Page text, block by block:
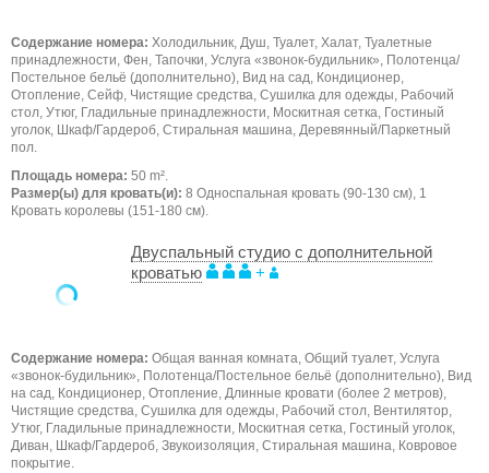
Содержание номера: Холодильник, Душ, Туалет, Халат, Туалетные
принадлежности, Фен, Тапочки, Услуга «звонок-будильник», Полотенца/
Постельное бельё (дополнительно), Вид на сад, Кондиционер,
Отопление, Сейф, Чистящие средства, Сушилка для одежды, Рабочий
стол, Утюг, Гладильные принадлежности, Москитная сетка, Гостиный
уголок, Шкаф/Гардероб, Стиральная машина, Деревянный/Паркетный
пол.
Площадь номера: 50 m².
Размер(ы) для кровать(и): 8 Односпальная кровать (90-130 см), 1
Кровать королевы (151-180 см).
Двуспальный студио с дополнительной
кроватью
+
Содержание номера: Общая ванная комната, Общий туалет, Услуга
«звонок-будильник», Полотенца/Постельное бельё (дополнительно), Вид
на сад, Кондиционер, Отопление, Длинные кровати (более 2 метров),
Чистящие средства, Сушилка для одежды, Рабочий стол, Вентилятор,
Утюг, Гладильные принадлежности, Москитная сетка, Гостиный уголок,
Диван, Шкаф/Гардероб, Звукоизоляция, Стиральная машина, Ковровое
покрытие.